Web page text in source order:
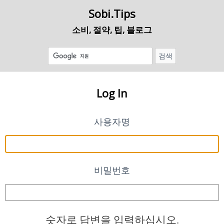
Sobi.Tips
소비, 절약, 팁, 블로그
Log In
사용자명
비밀번호
숫자로 답변을 입력하십시오.